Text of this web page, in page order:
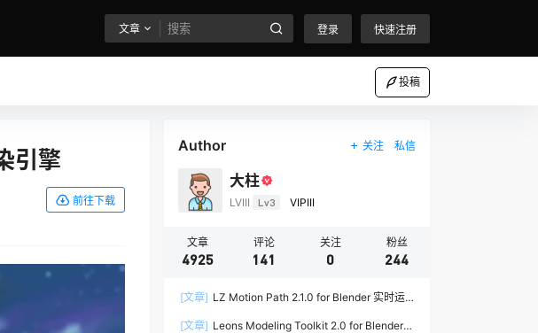
文章 登录 快速注册
投稿
引擎
前往下载
Author 关注 私信
大柱
LVIII Lv3 VIPIII
文章
4925
评论
141
关注
0
粉丝
244
[文章] LZ Motion Path 2.1.0 for Blender 实时运
[文章] Leons Modeling Toolkit 2.0 for Blender